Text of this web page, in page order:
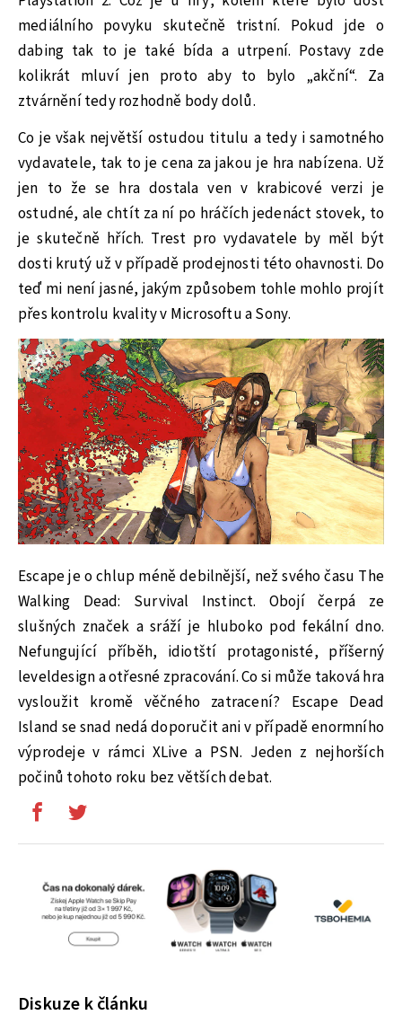
mediálního povyku skutečně tristní. Pokud jde o
dabing tak to je také bída a utrpení. Postavy zde
kolikrát mluví jen proto aby to bylo „akční“. Za
ztvárnění tedy rozhodně body dolů.
Co je však největší ostudou titulu a tedy i samotného
vydavatele, tak to je cena za jakou je hra nabízena. Už
jen to že se hra dostala ven v krabicové verzi je
ostudné, ale chtít za ní po hráčích jedenáct stovek, to
je skutečně hřích. Trest pro vydavatele by měl být
dosti krutý už v případě prodejnosti této ohavnosti. Do
teď mi není jasné, jakým způsobem tohle mohlo projít
přes kontrolu kvality v Microsoftu a Sony.
Escape je o chlup méně debilnější, než svého času The
Walking Dead: Survival Instinct. Obojí čerpá ze
slušných značek a sráží je hluboko pod fekální dno.
Nefungující příběh, idiotští protagonisté, příšerný
leveldesign a otřesné zpracování. Co si může taková hra
vysloužit kromě věčného zatracení? Escape Dead
Island se snad nedá doporučit ani v případě enormního
výprodeje v rámci XLive a PSN. Jeden z nejhorších
počinů tohoto roku bez větších debat.
Diskuze k článku